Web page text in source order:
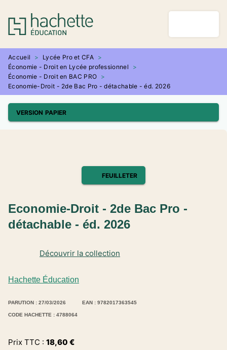
MENU RECHERCHE
PIED DE PAGE
Accueil > Lycée Pro et CFA >
Économie - Droit en Lycée professionnel
>
Économie - Droit en BAC PRO >
Economie-Droit - 2de Bac Pro - détachable - éd. 2026
VERSION PAPIER
FEUILLETER
Hachette Éducation
Découvrir la collection
Economie-Droit - 2de Bac Pro -
détachable - éd. 2026
PARUTION : 27/03/2026 EAN : 9782017363545
CODE HACHETTE : 4788064
Prix TTC : 18,60 €